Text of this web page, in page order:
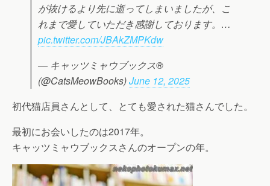
が抜けるより先に逝ってしまいましたが、こ
れまで愛していただき感謝しております。…
pic.twitter.com/JBAkZMPKdw
— キャッツミャウブックス®
(@CatsMeowBooks)June 12, 2025
初代猫店員さんとして、とても愛された猫さんでした。
最初にお会いしたのは2017年。
キャッツミャウブックスさんのオープンの年。